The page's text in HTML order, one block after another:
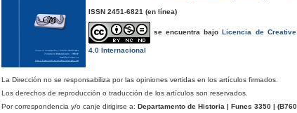
ISSN 2451-6821 (en línea)
se encuentra bajoLicencia de Creative
4.0 Internacional
La Dirección no se responsabiliza por las opiniones vertidas en los artículos firmados.
Los derechos de reproducción o traducción de los artículos son reservados.
Por correspondencia y/o canje dirigirse a: Departamento de Historia | Funes 3350 | (